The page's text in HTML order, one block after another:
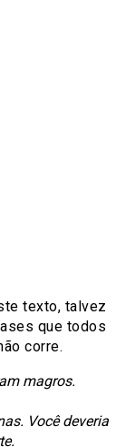
texto, talvez
que todos
corre.
magros.
Você deveria